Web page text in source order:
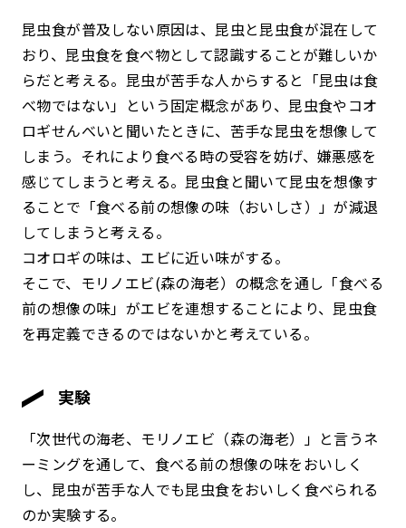
昆虫食が普及しない原因は、昆虫と昆虫食が混在して
おり、昆虫食を食べ物として認識することが難しいか
らだと考える。昆虫が苦手な人からすると「昆虫は食
べ物ではない」という固定概念があり、昆虫食やコオ
ロギせんべいと聞いたときに、苦手な昆虫を想像して
しまう。それにより食べる時の受容を妨げ、嫌悪感を
感じてしまうと考える。昆虫食と聞いて昆虫を想像す
ることで「食べる前の想像の味（おいしさ）」が減退
してしまうと考える。
コオロギの味は、エビに近い味がする。
そこで、モリノエビ(森の海老）の概念を通し「食べる
前の想像の味」がエビを連想することにより、昆虫食
を再定義できるのではないかと考えている。
実験
「次世代の海老、モリノエビ（森の海老）」と言うネ
ーミングを通して、食べる前の想像の味をおいしく
し、昆虫が苦手な人でも昆虫食をおいしく食べられる
のか実験する。